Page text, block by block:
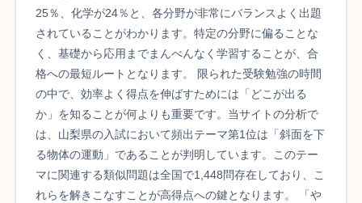
25％、化学が24％と、各分野が非常にバランスよく出題
されていることがわかります。特定の分野に偏ることな
く、基礎から応用までまんべんなく学習することが、合
格への最短ルートとなります。 限られた受験勉強の時間
の中で、効率よく得点を伸ばすためには「どこが出る
か」を知ることが何よりも重要です。当サイトの分析で
は、山梨県の入試において頻出テーマ第1位は「斜面を下
る物体の運動」であることが判明しています。このテー
マに関連する類似問題は全国で1,448問存在しており、こ
れらを解きこなすことが高得点への鍵となります。 「や